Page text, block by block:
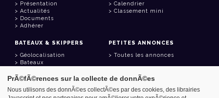
Présentation
Actualités
Documents
Adhérer
Calendrier
Classement mini
BATEAUX & SKIPPERS
Géolocalisation
Bateaux
PETITES ANNONCES
Toutes les annonces
LIENS UTILES
PrÃ©fÃ©rences sur la collecte de donnÃ©es
Nous utilisons des donnÃ©es collectÃ©es par des cookies, des librairies